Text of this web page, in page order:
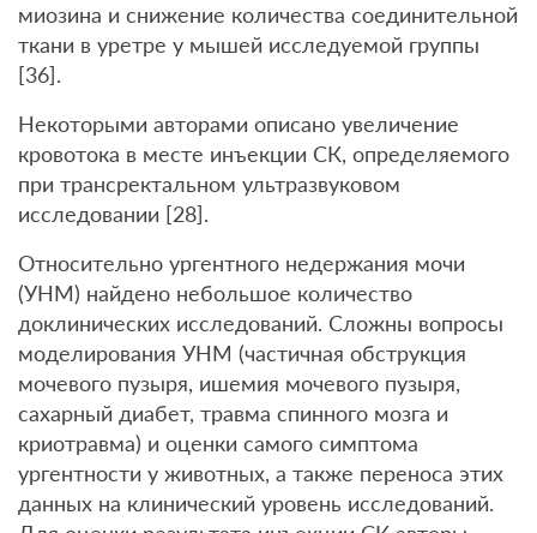
миозина и снижение количества соединительной
ткани в уретре у мышей исследуемой группы
[36].
Некоторыми авторами описано увеличение
кровотока в месте инъекции СК, определяемого
при трансректальном ультразвуковом
исследовании [28].
Относительно ургентного недержания мочи
(УНМ) найдено небольшое количество
доклинических исследований. Сложны вопросы
моделирования УНМ (частичная обструкция
мочевого пузыря, ишемия мочевого пузыря,
сахарный диабет, травма спинного мозга и
криотравма) и оценки самого симптома
ургентности у животных, а также переноса этих
данных на клинический уровень исследований.